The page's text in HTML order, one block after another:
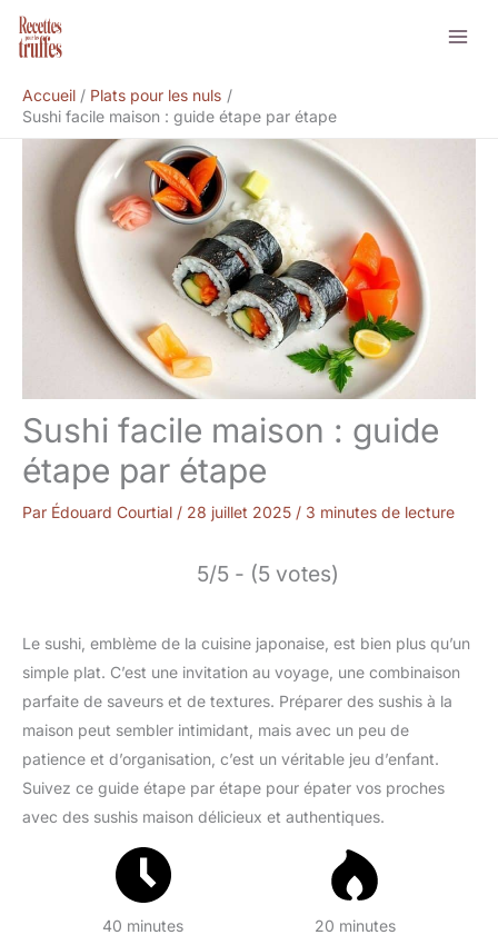
Aller
Accueil
Plats pour les nuls
Sushi facile maison : guide étape par étape
Sushi facile maison : guide
étape par étape
Par Édouard Courtial / 28 juillet 2025 / 3 minutes de lecture
5/5 - (5 votes)
Le sushi, emblème de la cuisine japonaise, est bien plus qu’un
simple plat. C’est une invitation au voyage, une combinaison
parfaite de saveurs et de textures. Préparer des sushis à la
maison peut sembler intimidant, mais avec un peu de
patience et d’organisation, c’est un véritable jeu d’enfant.
Suivez ce guide étape par étape pour épater vos proches
avec des sushis maison délicieux et authentiques.
40 minutes 20 minutes
Rechercher